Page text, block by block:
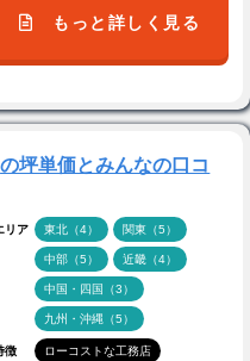
もっと詳しく見る
坪単価とみんなの口コ
リア 東北（4） 関東（5）
中部（5） 近畿（4）
中国・四国（3）
九州・沖縄（5）
徴 ローコストな工務店